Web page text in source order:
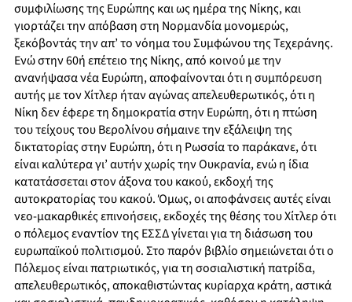
συμφιλίωσης της Ευρώπης και ως ημέρα της Νίκης, και
γιορτάζει την απόβαση στη Νορμανδία μονομερώς,
ξεκόβοντάς την απ’ το νόημα του Συμφώνου της Τεχεράνης.
Ενώ στην 60ή επέτειο της Νίκης, από κοινού με την
ανανήψασα νέα Ευρώπη, αποφαίνονται ότι η συμπόρευση
αυτής με τον Χίτλερ ήταν αγώνας απελευθερωτικός, ότι η
Νίκη δεν έφερε τη δημοκρατία στην Ευρώπη, ότι η πτώση
του τείχους του Βερολίνου σήμαινε την εξάλειψη της
δικτατορίας στην Ευρώπη, ότι η Ρωσσία το παράκανε, ότι
είναι καλύτερα γι’ αυτήν χωρίς την Ουκρανία, ενώ η ίδια
κατατάσσεται στον άξονα του κακού, εκδοχή της
αυτοκρατορίας του κακού. Όμως, οι αποφάνσεις αυτές είναι
νεο-μακαρθικές επινοήσεις, εκδοχές της θέσης του Χίτλερ ότι
ο πόλεμος εναντίον της ΕΣΣΔ γίνεται για τη διάσωση του
ευρωπαϊκού πολιτισμού. Στο παρόν βιβλίο σημειώνεται ότι ο
Πόλεμος είναι πατριωτικός, για τη σοσιαλιστική πατρίδα,
απελευθερωτικός, αποκαθιστώντας κυρίαρχα κράτη, αστικά